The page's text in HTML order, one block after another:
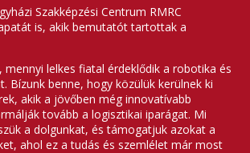
Szakképzési Centrum RMRC
is, akik bemutatót tartottak a
mennyi lelkes fiatal érdeklődik a robotika és
Bízunk benne, hogy közülük kerülnek ki
akik a jövőben még innovatívabb
tovább a logisztikai iparágat. Mi
a dolgunkat, és támogatjuk azokat a
ahol ez a tudás és szemlélet már most